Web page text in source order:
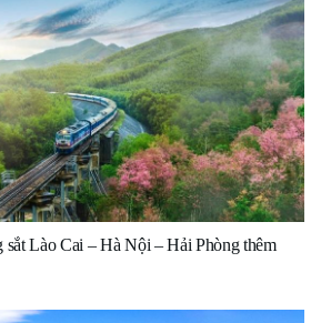
Lào Cai – Hà Nội – Hải Phòng thêm